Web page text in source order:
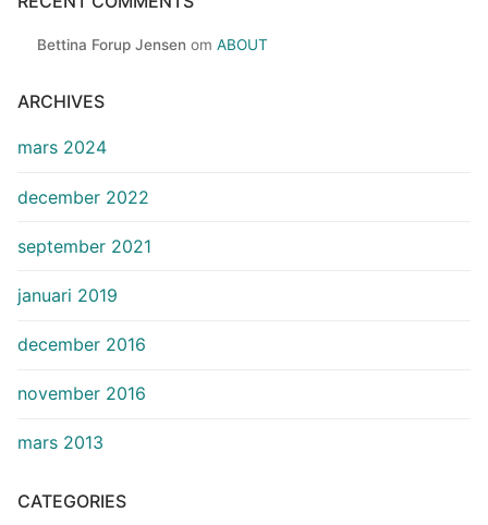
Bettina Forup Jensen om ABOUT
ARCHIVES
mars 2024
december 2022
september 2021
januari 2019
december 2016
november 2016
mars 2013
CATEGORIES